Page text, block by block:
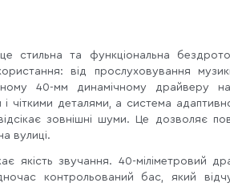
стильна та функціональна
від прослуховування
40-мм динамічному драйверу
чіткими деталями, а система
зовнішні шуми. Це дозволяє
вулиці.
якість звучання. 40-міліметровий
контрольований бас, який